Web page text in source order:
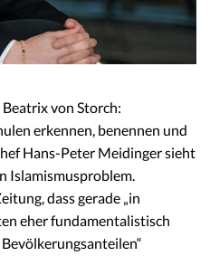
von Storch:
erkennen, benennen und
Hans-Peter Meidinger sieht
Islamismusproblem.
dass gerade „in
eher fundamentalistisch